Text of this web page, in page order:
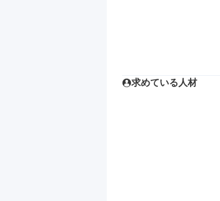
求めている人材